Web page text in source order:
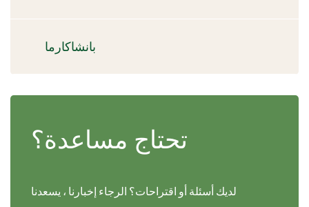
بانشاكارما
تحتاج مساعدة؟
لديك أسئلة أو اقتراحات؟ الرجاء إخبارنا ، يسعدنا